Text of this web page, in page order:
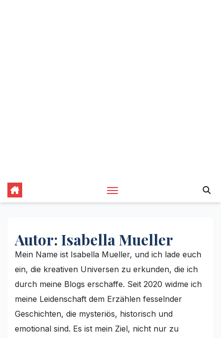
Autor: Isabella Mueller
Mein Name ist Isabella Mueller, und ich lade euch
ein, die kreativen Universen zu erkunden, die ich
durch meine Blogs erschaffe. Seit 2020 widme ich
meine Leidenschaft dem Erzählen fesselnder
Geschichten, die mysteriös, historisch und
emotional sind. Es ist mein Ziel, nicht nur zu